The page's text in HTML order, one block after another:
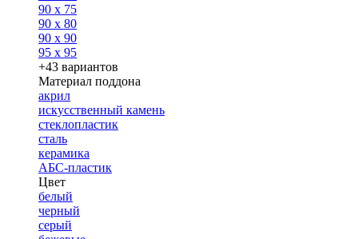
90 x 75
90 x 80
90 x 90
95 x 95
+43 вариантов
Материал поддона
акрил
искусственный камень
стеклопластик
сталь
керамика
АБС-пластик
Цвет
белый
черный
серый